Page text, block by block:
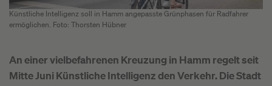
Künstliche Intelligenz soll in Hamm angepasste Grünphasen für Radfahrer
ermöglichen. Foto: Thorsten Hübner
An einer vielbefahrenen Kreuzung in Hamm regelt seit
Mitte Juni Künstliche Intelligenz den Verkehr. Die Stadt